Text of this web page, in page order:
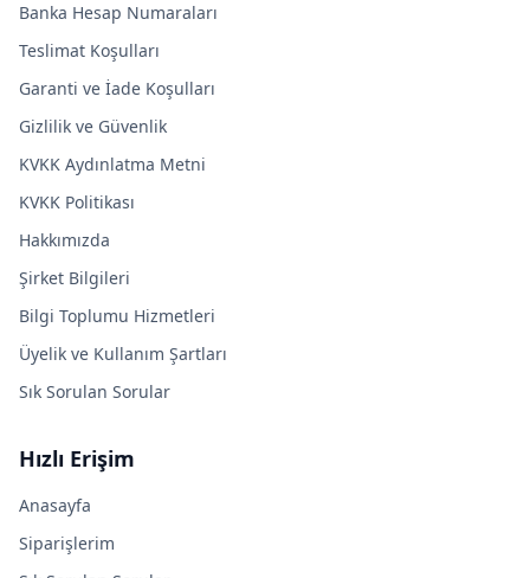
Banka Hesap Numaraları
Teslimat Koşulları
Garanti ve İade Koşulları
Gizlilik ve Güvenlik
KVKK Aydınlatma Metni
KVKK Politikası
Hakkımızda
Şirket Bilgileri
Bilgi Toplumu Hizmetleri
Üyelik ve Kullanım Şartları
Sık Sorulan Sorular
Hızlı Erişim
Anasayfa
Siparişlerim